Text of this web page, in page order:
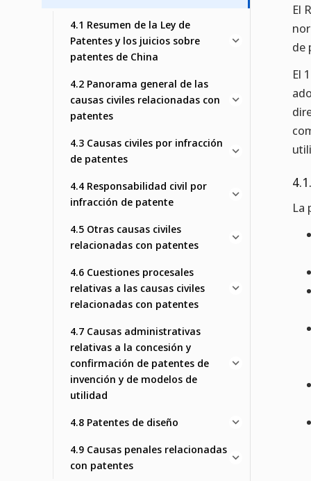
4.1 Resumen de la Ley de
Patentes y los juicios sobre
patentes de China
4.2 Panorama general de las
causas civiles relacionadas con
patentes
4.3 Causas civiles por infracción
de patentes
4.4 Responsabilidad civil por
infracción de patente
4.5 Otras causas civiles
relacionadas con patentes
4.6 Cuestiones procesales
relativas a las causas civiles
relacionadas con patentes
4.7 Causas administrativas
relativas a la concesión y
confirmación de patentes de
invención y de modelos de
utilidad
4.8 Patentes de diseño
4.9 Causas penales relacionadas
con patentes
El
de
El
La